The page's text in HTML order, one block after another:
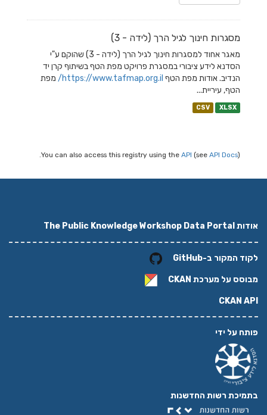
מסגרות חינוך לגיל הרך (לידה - 3)
מאגר אחוד למסגרות חינוך לגיל הרך (לידה - 3) שהוקם ע"י
הסדנא לידע ציבורי במסגרת פרויקט מפת הטף בשיתוף קרן יד
הנדיב. אודות מפת הטף https://www.tafmap.org.il/
מפת
הטף, עיריית...
CSV XLSX
You can also access this registry using the API (see API Docs).
אודות The Public Knowledge Workshop Data Portal
לקוד המקור ב-GitHub
מבוסס על מערכת CKAN
CKAN API
פותח על ידי
בתמיכת רשות החדשנות